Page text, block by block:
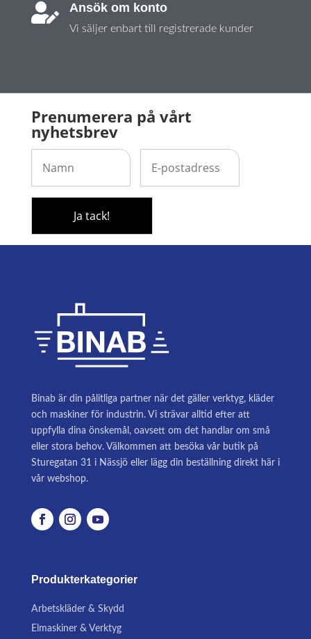
 Ansök om konto
Vi säljer enbart till registrerade kunder
Prenumerera på vårt
nyhetsbrev
Binab är din pålitliga partner när det gäller verktyg, kläder
och maskiner för industrin. Vi strävar alltid efter att
uppfylla dina önskemål, oavsett om det handlar om små
eller stora behov. Välkommen att besöka vår butik på
Sturegatan 31 i Nässjö eller lägg din beställning direkt här i
vår webshop.
Produkterkategorier
Arbetskläder & Skydd
Elmaskiner & Verktyg